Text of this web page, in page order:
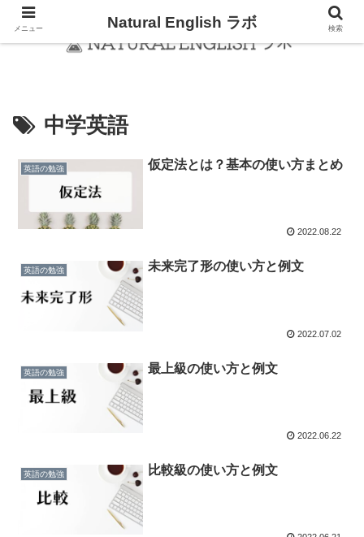
中学英語
英語の勉強 仮定法とは？基本の使い方まとめ
2022.08.22
英語の勉強 未来完了形の使い方と例文
2022.07.02
英語の勉強 最上級の使い方と例文
2022.06.22
英語の勉強 比較級の使い方と例文
メニュー Natural English ラボ 検索